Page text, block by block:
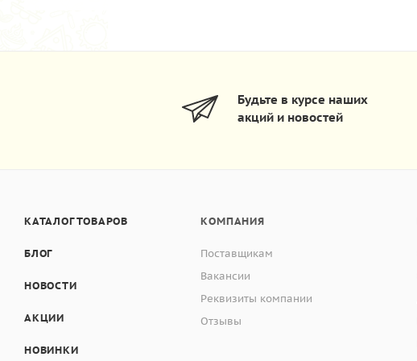
Будьте в курсе наших
акций и новостей
КАТАЛОГ ТОВАРОВ
БЛОГ
НОВОСТИ
АКЦИИ
НОВИНКИ
КОМПАНИЯ
Поставщикам
Вакансии
Реквизиты компании
Отзывы